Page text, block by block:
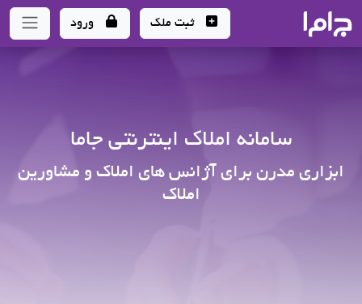
- سامانه جامع املاک و مشاورین املاک
ثبت ملک ورود
سامانه املاک اینترنتی جاما
ابزاری مدرن برای آژانس های املاک و مشاورین
املاک